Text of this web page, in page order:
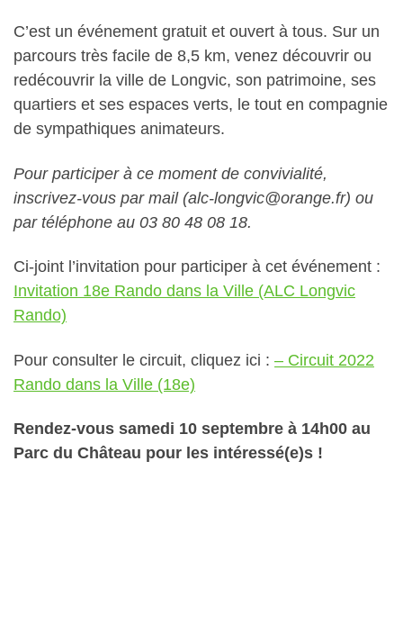
C’est un événement gratuit et ouvert à tous. Sur un
parcours très facile de 8,5 km, venez découvrir ou
redécouvrir la ville de Longvic, son patrimoine, ses
quartiers et ses espaces verts, le tout en compagnie
de sympathiques animateurs.
Pour participer à ce moment de convivialité,
inscrivez-vous par mail (alc-longvic@orange.fr) ou
par téléphone au 03 80 48 08 18.
Ci-joint l’invitation pour participer à cet événement :
Invitation 18e Rando dans la Ville (ALC Longvic
Rando)
Pour consulter le circuit, cliquez ici : – Circuit 2022
Rando dans la Ville (18e)
Rendez-vous samedi 10 septembre à 14h00 au
Parc du Château pour les intéressé(e)s !